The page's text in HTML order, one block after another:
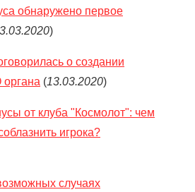
обнаружено первое
)
о создании
(13.03.2020)
от клуба "Космолот": чем
игрока?
случаях